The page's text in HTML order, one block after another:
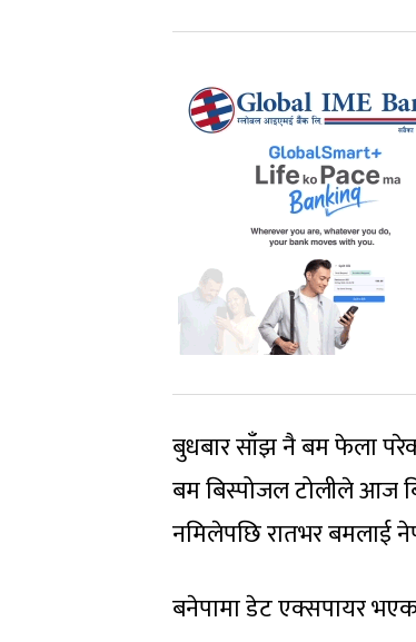
बुधबार साँझ नै बम फेला
बम बिस्पोजल टोलीले आज
नमिलेपछि रातभर बमलाई
बनेपामा डेट एक्सपायर